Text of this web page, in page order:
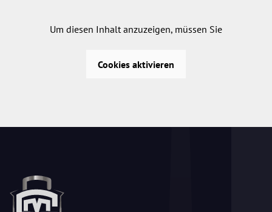
Um diesen Inhalt anzuzeigen, müssen Sie
Cookies aktivieren